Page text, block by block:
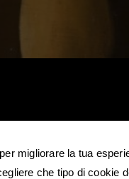
migliorare la tua
che tipo di cookie